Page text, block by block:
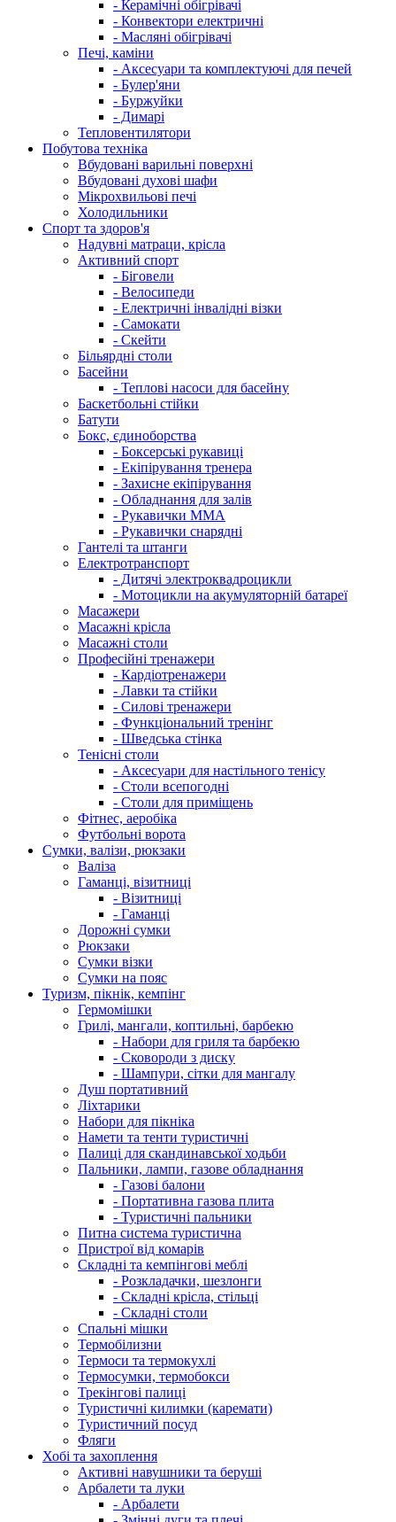
- Керамічні обігрівачі
- Конвектори електричні
- Масляні обігрівачі
Печі, каміни
- Аксесуари та комплектуючі для печей
- Булер'яни
- Буржуйки
- Димарі
Тепловентилятори
Побутова техніка
Вбудовані варильні поверхні
Вбудовані духові шафи
Мікрохвильові печі
Холодильники
Спорт та здоров'я
Надувні матраци, крісла
Активний спорт
- Біговели
- Велосипеди
- Електричні інвалідні візки
- Самокати
- Скейти
Більярдні столи
Басейни
- Теплові насоси для басейну
Баскетбольні стійки
Батути
Бокс, єдиноборства
- Боксерські рукавиці
- Екіпірування тренера
- Захисне екіпірування
- Обладнання для залів
- Рукавички ММА
- Рукавички снарядні
Гантелі та штанги
Електротранспорт
- Дитячі электроквадроцикли
- Мотоцикли на акумуляторній батареї
Масажери
Масажні крісла
Масажні столи
Професійні тренажери
- Кардіотренажери
- Лавки та стійки
- Силові тренажери
- Функціональний тренінг
- Шведська стінка
Тенісні столи
- Аксесуари для настільного тенісу
- Столи всепогодні
- Столи для приміщень
Фітнес, аеробіка
Футбольні ворота
Сумки, валізи, рюкзаки
Валіза
Гаманці, візитниці
- Візитниці
- Гаманці
Дорожні сумки
Рюкзаки
Сумки візки
Сумки на пояс
Туризм, пікнік, кемпінг
Гермомішки
Грилі, мангали, коптильні, барбекю
- Набори для гриля та барбекю
- Сковороди з диску
- Шампури, сітки для мангалу
Душ портативний
Ліхтарики
Набори для пікніка
Намети та тенти туристичні
Палиці для скандинавської ходьби
Пальники, лампи, газове обладнання
- Газові балони
- Портативна газова плита
- Туристичні пальники
Питна система туристична
Пристрої від комарів
Складні та кемпінгові меблі
- Розкладачки, шезлонги
- Складні крісла, стільці
- Складні столи
Спальні мішки
Термобілизни
Термоси та термокухлі
Термосумки, термобокси
Трекінгові палиці
Туристичні килимки (каремати)
Туристичний посуд
Фляги
Хобі та захоплення
Активні навушники та беруші
Арбалети та луки
- Арбалети